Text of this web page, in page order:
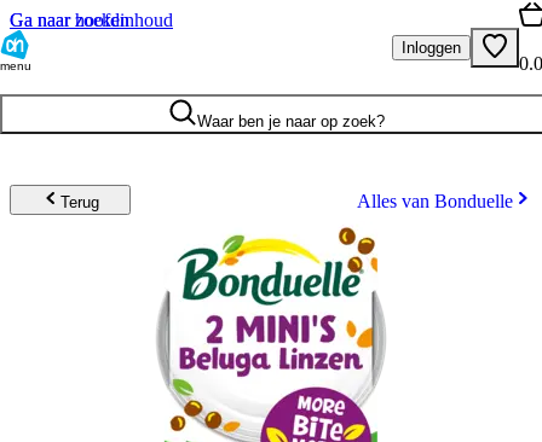
Ga naar hoofdinhoud
Ga naar zoeken
menu
Inloggen
Waar ben je naar op zoek?
Terug Alles van Bonduelle